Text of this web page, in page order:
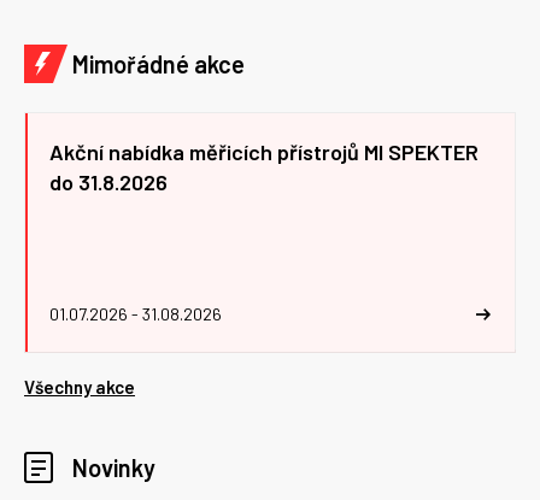
Mimořádné akce
Akční nabídka měřicích přístrojů MI SPEKTER
do 31.8.2026
01.07.2026 - 31.08.2026
Všechny akce
Novinky